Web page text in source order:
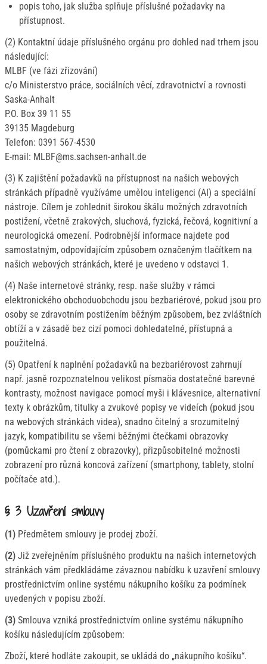
popis toho, jak služba splňuje příslušné požadavky na
přístupnost.
(2) Kontaktní údaje příslušného orgánu pro dohled nad trhem jsou
následující:
MLBF (ve fázi zřizování)
c/o Ministerstvo práce, sociálních věcí, zdravotnictví a rovnosti
Saska-Anhalt
P.O. Box 39 11 55
39135 Magdeburg
Telefon: 0391 567-4530
E-mail: MLBF@ms.sachsen-anhalt.de
(3) K zajištění požadavků na přístupnost na našich webových
stránkách případně využíváme umělou inteligenci (AI) a speciální
nástroje. Cílem je zohlednit širokou škálu možných zdravotních
postižení, včetně zrakových, sluchová, fyzická, řečová, kognitivní a
neurologická omezení. Podrobnější informace najdete pod
samostatným, odpovídajícím způsobem označeným tlačítkem na
našich webových stránkách, které je uvedeno v odstavci 1.
(4) Naše internetové stránky, resp. naše služby v rámci
elektronického obchoduobchodu jsou bezbariérové, pokud jsou pro
osoby se zdravotním postižením běžným způsobem, bez zvláštních
obtíží a v zásadě bez cizí pomoci dohledatelné, přístupná a
použitelná.
(5) Opatření k naplnění požadavků na bezbariérovost zahrnují
např. jasně rozpoznatelnou velikost písmaöa dostatečné barevné
kontrasty, možnost navigace pomocí myši i klávesnice, alternativní
texty k obrázkům, titulky a zvukové popisy ve videích (pokud jsou
na webových stránkách videa), snadno čitelný a srozumitelný
jazyk, kompatibilitu se všemi běžnými čtečkami obrazovky
(pomůckami pro čtení z obrazovky), přizpůsobitelné možnosti
zobrazení pro různá koncová zařízení (smartphony, tablety, stolní
počítače atd.).
§ 3 Uzavření smlouvy
(1) Předmětem smlouvy je prodej zboží.
(2) Již zveřejněním příslušného produktu na našich internetových
stránkách vám předkládáme závaznou nabídku k uzavření smlouvy
prostřednictvím online systému nákupního košíku za podmínek
uvedených v popisu zboží.
(3) Smlouva vzniká prostřednictvím online systému nákupního
košíku následujícím způsobem:
Zboží, které hodláte zakoupit, se ukládá do „nákupního košíku“.